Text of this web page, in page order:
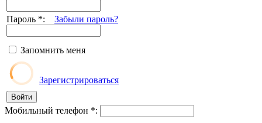
Пароль *: Забыли пароль?
Запомнить меня
Зарегистрироваться
Мобильный телефон *: